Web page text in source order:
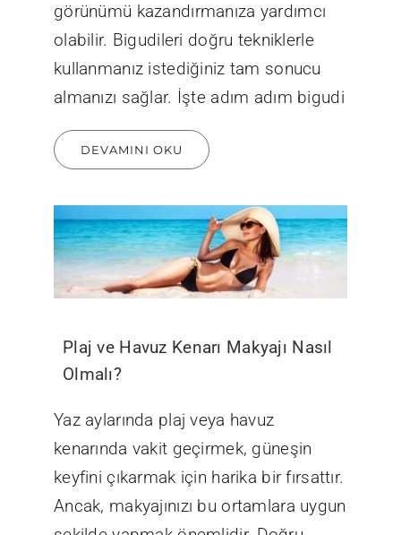
görünümü kazandırmanıza yardımcı
olabilir. Bigudileri doğru tekniklerle
kullanmanız istediğiniz tam sonucu
almanızı sağlar. İşte adım adım bigudi
DEVAMINI OKU
Plaj ve Havuz Kenarı Makyajı Nasıl
Olmalı?
Yaz aylarında plaj veya havuz
kenarında vakit geçirmek, güneşin
keyfini çıkarmak için harika bir fırsattır.
Ancak, makyajınızı bu ortamlara uygun